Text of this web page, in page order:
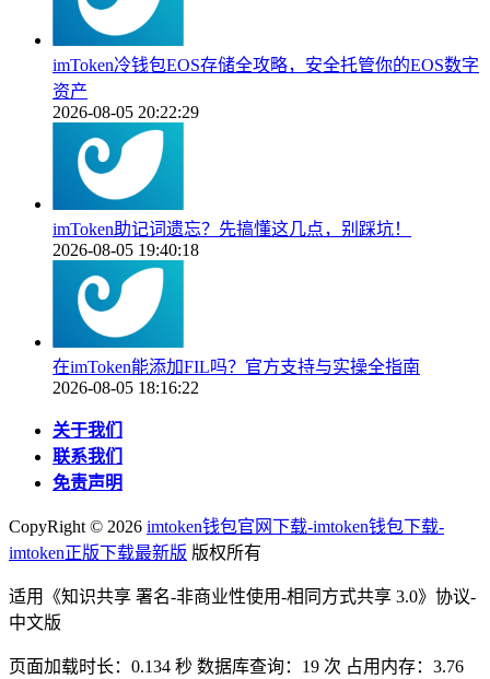
imToken冷钱包EOS存储全攻略，安全托管你的EOS数字
资产
2026-08-05 20:22:29
imToken助记词遗忘？先搞懂这几点，别踩坑！
2026-08-05 19:40:18
在imToken能添加FIL吗？官方支持与实操全指南
2026-08-05 18:16:22
关于我们
联系我们
免责声明
CopyRight © 2026 imtoken钱包官网下载-imtoken钱包下载-
imtoken正版下载最新版 版权所有
适用《知识共享 署名-非商业性使用-相同方式共享 3.0》协议-
中文版
页面加载时长：0.134 秒 数据库查询：19 次 占用内存：3.76